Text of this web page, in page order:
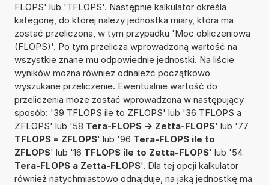
FLOPS' lub 'TFLOPS'. Następnie kalkulator określa
kategorię, do której należy jednostka miary, która ma
zostać przeliczona, w tym przypadku 'Moc obliczeniowa
(FLOPS)'. Po tym przelicza wprowadzoną wartość na
wszystkie znane mu odpowiednie jednostki. Na liście
wyników można również odnaleźć początkowo
wyszukane przeliczenie. Ewentualnie wartość do
przeliczenia może zostać wprowadzona w następujący
sposób: '39 TFLOPS ile to ZFLOPS' lub '36 TFLOPS a
ZFLOPS' lub '58 Tera-FLOPS -> Zetta-FLOPS' lub '77
TFLOPS = ZFLOPS' lub '96 Tera-FLOPS ile to
ZFLOPS' lub '16 TFLOPS ile to Zetta-FLOPS' lub '54
Tera-FLOPS a Zetta-FLOPS'. Dla tej opcji kalkulator
również natychmiastowo odnajduje, na jaką jednostkę ma